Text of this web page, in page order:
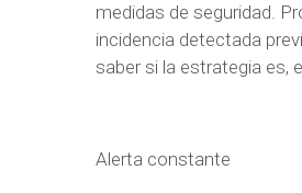
medidas de seguridad.
incidencia detectada
saber si la estrategia es,
Alerta constante